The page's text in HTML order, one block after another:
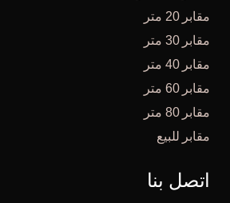
مقابر 20 متر
مقابر 30 متر
مقابر 40 متر
مقابر 60 متر
مقابر 80 متر
مقابر للبيع
اتصل بنا